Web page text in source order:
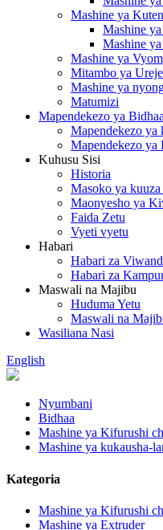
Mashine ya
Mashine
Mashine
Mashine ya
Mitambo ya
Mashine ya
Matumizi
Mapendekezo ya Bidhaa
Mapendekezo
Mapendekezo
Kuhusu Sisi
Historia
Masoko ya kuuza
Maonyesho ya
Faida Zetu
Vyeti vyetu
Habari
Habari za
Habari za
Maswali na Majibu
Huduma Yetu
Maswali na
Wasiliana Nasi
English
Nyumbani
Bidhaa
Mashine ya Kifurushi
Mashine ya kukausha-
Kategoria
Mashine ya Kifurushi
Mashine ya Extruder